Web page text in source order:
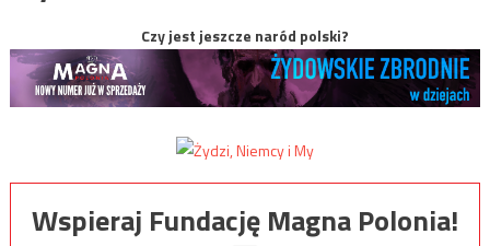
Czy jest jeszcze naród polski?
Wspieraj Fundację Magna Polonia!